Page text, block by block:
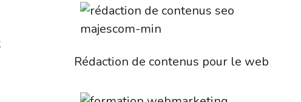
Rédaction de contenus pour le web